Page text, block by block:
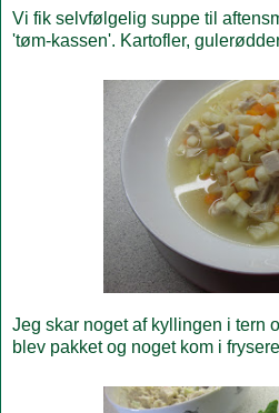
Vi fik selvfølgelig suppe til
'tøm-kassen'. Kartofler,
Jeg skar noget af kyllingen i tern
blev pakket og noget kom i